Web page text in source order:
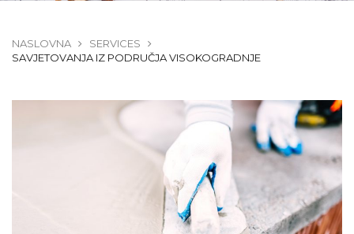
NASLOVNA
SERVICES
SAVJETOVANJA IZ PODRUČJA VISOKOGRADNJE